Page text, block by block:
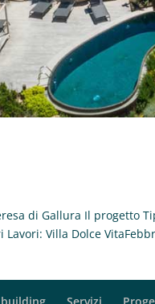
di Gallura Il progetto
Villa Dolce